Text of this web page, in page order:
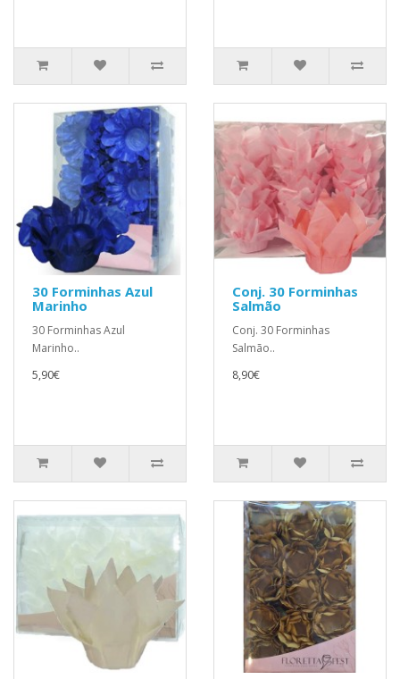
30 Forminhas Azul
Marinho
30 Forminhas Azul
Marinho..
5,90€
Conj. 30 Forminhas
Salmão
Conj. 30 Forminhas
Salmão..
8,90€